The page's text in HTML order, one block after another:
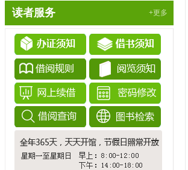
读者服务 +更多